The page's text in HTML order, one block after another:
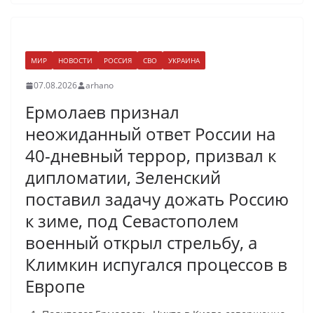
МИР НОВОСТИ РОССИЯ СВО УКРАИНА
07.08.2026 arhano
Ермолаев признал
неожиданный ответ России на
40-дневный террор, призвал к
дипломатии, Зеленский
поставил задачу дожать Россию
к зиме, под Севастополем
военный открыл стрельбу, а
Климкин испугался процессов в
Европе